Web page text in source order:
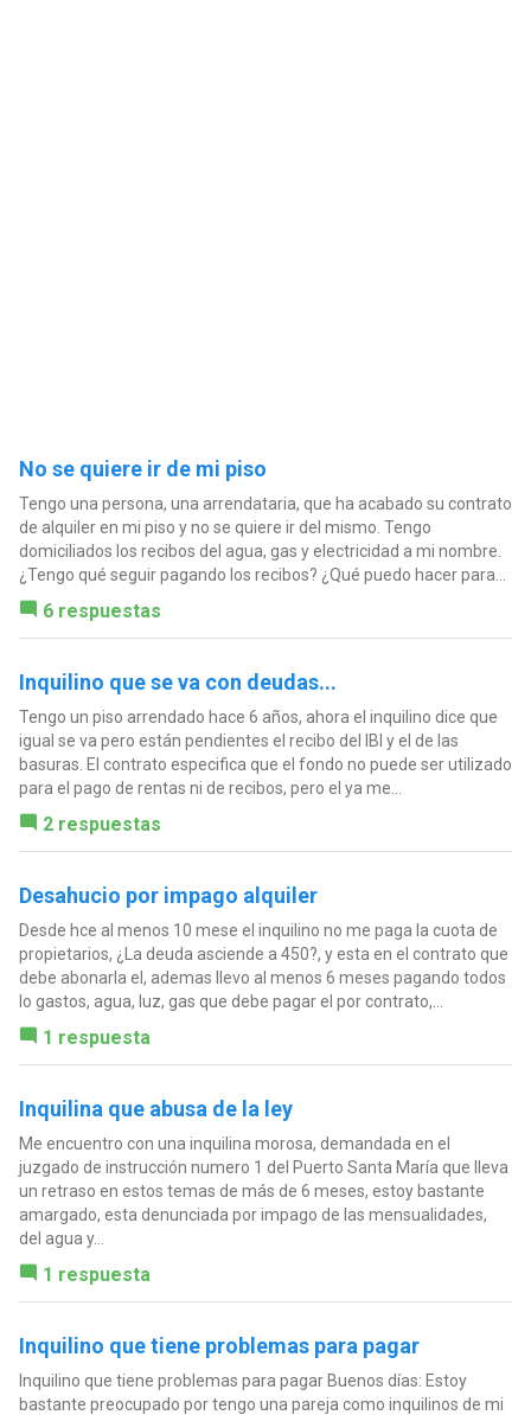
No se quiere ir de mi piso
Tengo una persona, una arrendataria, que ha acabado su contrato
de alquiler en mi piso y no se quiere ir del mismo. Tengo
domiciliados los recibos del agua, gas y electricidad a mi nombre.
¿Tengo qué seguir pagando los recibos? ¿Qué puedo hacer para...
6 respuestas
Inquilino que se va con deudas...
Tengo un piso arrendado hace 6 años, ahora el inquilino dice que
igual se va pero están pendientes el recibo del IBI y el de las
basuras. El contrato especifica que el fondo no puede ser utilizado
para el pago de rentas ni de recibos, pero el ya me...
2 respuestas
Desahucio por impago alquiler
Desde hce al menos 10 mese el inquilino no me paga la cuota de
propietarios, ¿La deuda asciende a 450?, y esta en el contrato que
debe abonarla el, ademas llevo al menos 6 meses pagando todos
lo gastos, agua, luz, gas que debe pagar el por contrato,...
1 respuesta
Inquilina que abusa de la ley
Me encuentro con una inquilina morosa, demandada en el
juzgado de instrucción numero 1 del Puerto Santa María que lleva
un retraso en estos temas de más de 6 meses, estoy bastante
amargado, esta denunciada por impago de las mensualidades,
del agua y...
1 respuesta
Inquilino que tiene problemas para pagar
Inquilino que tiene problemas para pagar Buenos días: Estoy
bastante preocupado por tengo una pareja como inquilinos de mi